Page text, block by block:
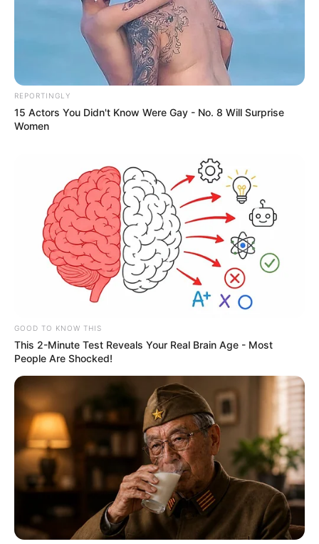
REPORTINGLY
15 Actors You Didn't Know Were Gay - No. 8 Will Surprise
Women
GOOD TO KNOW THIS
This 2-Minute Test Reveals Your Real Brain Age - Most
People Are Shocked!